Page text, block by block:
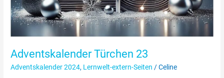
Adventskalender Türchen 23
Adventskalender 2024, Lernwelt-extern-Seiten /Celine